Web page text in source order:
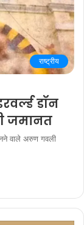
राष्ट्रीय
डॉन
जमानत
वाले अरुण गवली